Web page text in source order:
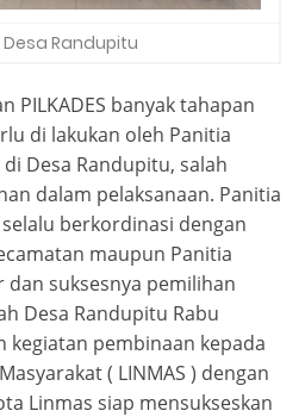
Randupitu
PILKADES banyak tahapan
di lakukan oleh Panitia
Desa Randupitu, salah
dalam pelaksanaan. Panitia
berkordinasi dengan
maupun Panitia
suksesnya pemilihan
Desa Randupitu Rabu
kegiatan pembinaan kepada
( LINMAS ) dengan
Linmas siap mensukseskan